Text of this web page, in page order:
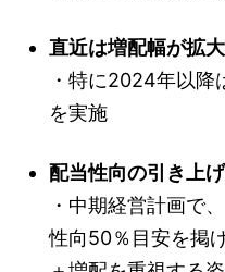
直近は増配幅が拡大
・特に2024年以降
を実施
配当性向の引き上
・中期経営計画で
性向50％目安を掲